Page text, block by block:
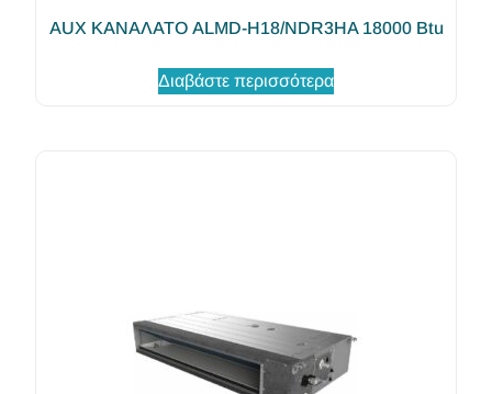
AUX ΚΑΝΑΛΑΤΟ ALMD-H18/NDR3HA 18000 Btu
Διαβάστε περισσότερα